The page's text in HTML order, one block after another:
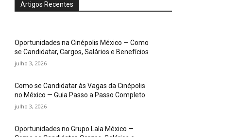
Artigos Recentes
Oportunidades na Cinépolis México — Como
se Candidatar, Cargos, Salários e Benefícios
julho 3, 2026
Como se Candidatar às Vagas da Cinépolis
no México — Guia Passo a Passo Completo
julho 3, 2026
Oportunidades no Grupo Lala México —